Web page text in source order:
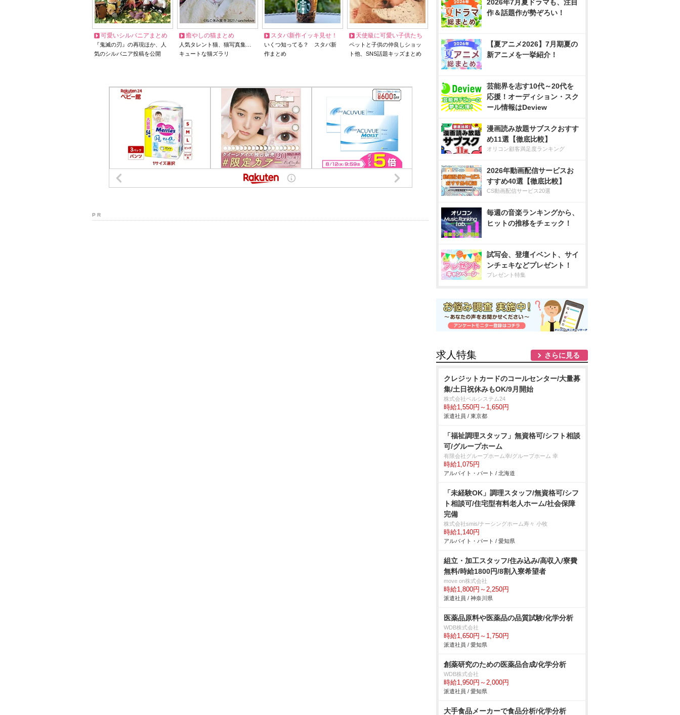
可愛いシルバニアまとめ
『鬼滅の刃』の再現ほか、人
気のシルバニア投稿を公開
癒やしの猫まとめ
人気タレント猫、猫写真集…
キュートな猫ズラリ
スタバ新作イッキ見せ！
いくつ知ってる？ スタバ新
作まとめ
天使級に可愛い子供たち
ペットと子供の仲良しショッ
ト他、SNS話題キッズまとめ
P R
2026年7月夏ドラマも、注目
作＆話題作が勢ぞろい！
【夏アニメ2026】7月期夏の
新アニメを一挙紹介！
芸能界を志す10代～20代を
応援！オーディション・スク
ール情報はDeview
漫画読み放題サブスクおすす
め11選【徹底比較】
オリコン顧客満足度ランキング
2026年動画配信サービスお
すすめ40選【徹底比較】
CS動画配信サービス20選
毎週の音楽ランキングから、
ヒットの推移をチェック！
試写会、登壇イベント、サイ
ンチェキなどプレゼント！
プレゼント特集
求人特集 さらに見る
クレジットカードのコールセンター/大量募
集/土日祝休みもOK/9月開始
株式会社ベルシステム24
時給1,550円～1,650円
派遣社員 / 東京都
「福祉調理スタッフ」無資格可/シフト相談
可/グループホーム
有限会社グループホーム幸/グループホーム 幸
時給1,075円
アルバイト・パート / 北海道
「未経験OK」調理スタッフ/無資格可/シフ
ト相談可/住宅型有料老人ホーム/社会保障
完備
株式会社smis/ナーシングホーム寿々 小牧
時給1,140円
アルバイト・パート / 愛知県
組立・加工スタッフ/住み込み/高収入/寮費
無料/時給1800円/8割入寮希望者
move on株式会社
時給1,800円～2,250円
派遣社員 / 神奈川県
医薬品原料や医薬品の品質試験/化学分析
WDB株式会社
時給1,650円～1,750円
派遣社員 / 愛知県
創薬研究のための医薬品合成/化学分析
WDB株式会社
時給1,950円～2,000円
派遣社員 / 愛知県
大手食品メーカーで食品分析/化学分析